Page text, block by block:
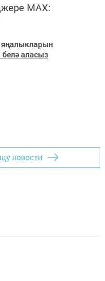
MАХ:
яңалыкларын
белә аласыз
новости